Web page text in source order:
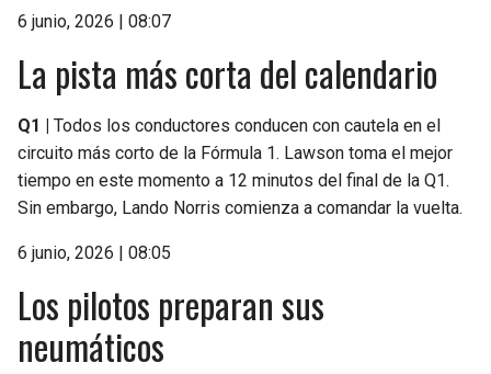
6 junio, 2026 | 08:07
La pista más corta del calendario
Q1 |
Todos los conductores conducen con cautela en el
circuito más corto de la Fórmula 1. Lawson toma el mejor
tiempo en este momento a 12 minutos del final de la Q1.
Sin embargo, Lando Norris comienza a comandar la vuelta.
6 junio, 2026 | 08:05
Los pilotos preparan sus
neumáticos